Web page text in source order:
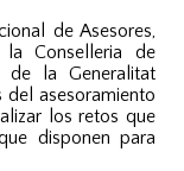
de Asesores,
Conselleria de
de la Generalitat
del asesoramiento
los retos que
disponen para